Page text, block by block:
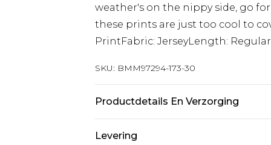
weather's on the nippy side, go
these prints are just too cool to
PrintFabric: JerseyLength:
SKU: BMM97294-173-30
Productdetails En Verzorging
Levering